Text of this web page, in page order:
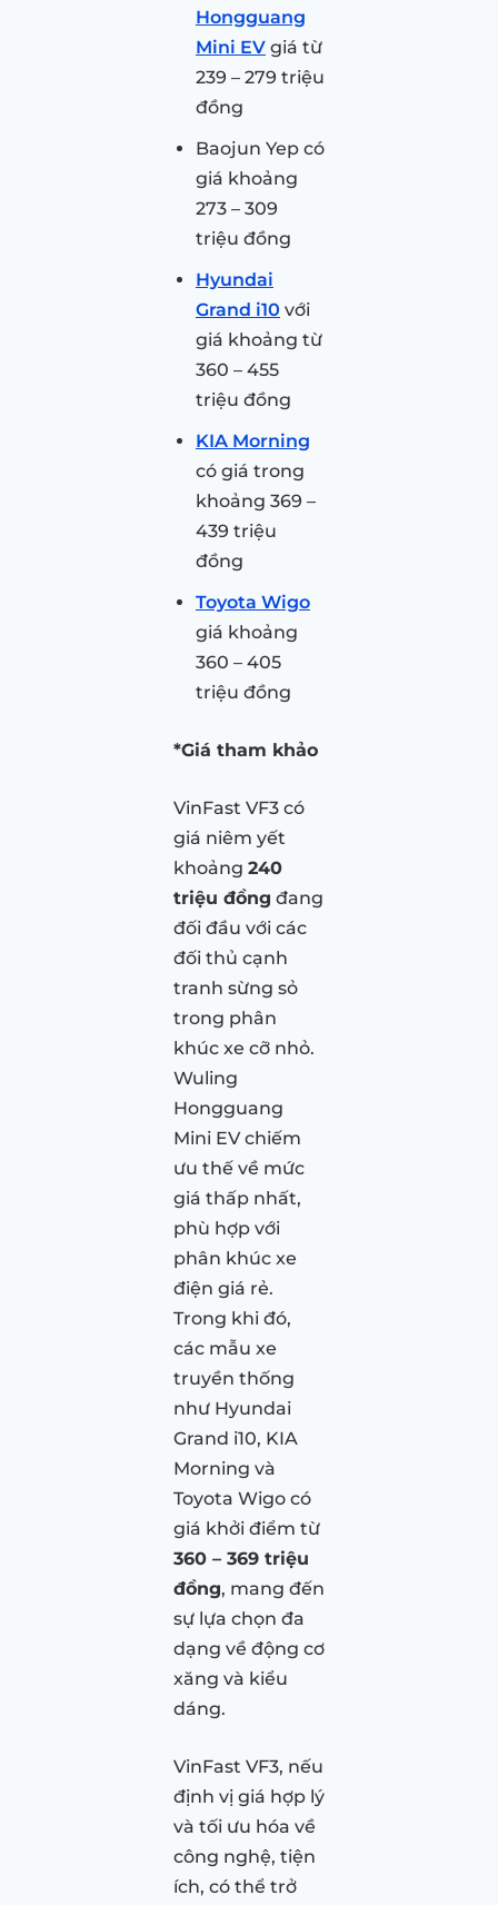
Hongguang
Mini EV giá từ
239 – 279 triệu
đồng
Baojun Yep có
giá khoảng
273 – 309
triệu đồng
Hyundai
Grand i10 với
giá khoảng từ
360 – 455
triệu đồng
KIA Morning
có giá trong
khoảng 369 –
439 triệu
đồng
Toyota Wigo
giá khoảng
360 – 405
triệu đồng
*Giá tham khảo
VinFast VF3 có
giá niêm yết
khoảng 240
triệu đồng đang
đối đầu với các
đối thủ cạnh
tranh sừng sỏ
trong phân
khúc xe cỡ nhỏ.
Wuling
Hongguang
Mini EV chiếm
ưu thế về mức
giá thấp nhất,
phù hợp với
phân khúc xe
điện giá rẻ.
Trong khi đó,
các mẫu xe
truyền thống
như Hyundai
Grand i10, KIA
Morning và
Toyota Wigo có
giá khởi điểm từ
360 – 369 triệu
đồng, mang đến
sự lựa chọn đa
dạng về động cơ
xăng và kiểu
dáng.
VinFast VF3, nếu
định vị giá hợp lý
và tối ưu hóa về
công nghệ, tiện
ích, có thể trở